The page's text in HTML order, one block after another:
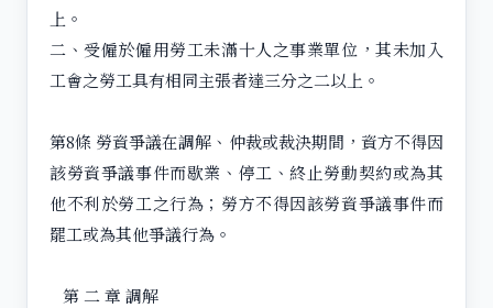
上。
二、受僱於僱用勞工未滿十人之事業單位，其未加入
工會之勞工具有相同主張者達三分之二以上。
第8條 勞資爭議在調解、仲裁或裁決期間，資方不得因
該勞資爭議事件而歇業、停工、終止勞動契約或為其
他不利於勞工之行為；勞方不得因該勞資爭議事件而
罷工或為其他爭議行為。
第 二 章 調解